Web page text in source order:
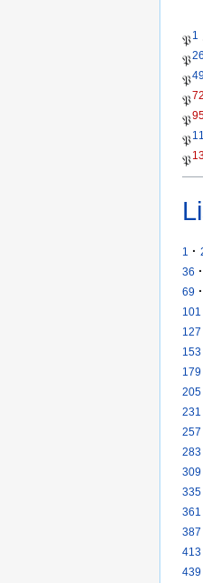
𝔓1
𝔓26
𝔓
𝔓72
𝔓
𝔓
𝔓
1 ·
36 ·
69 ·
101
127
153
179
205
231
257
283
309
335
361
387
413
439